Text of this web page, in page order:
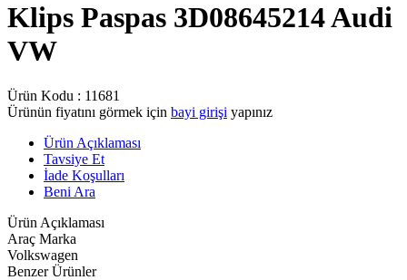
Klips Paspas 3D08645214 Audi
VW
Ürün Kodu : 11681
Ürünün fiyatını görmek için bayi girişi yapınız
Ürün Açıklaması
Tavsiye Et
İade Koşulları
Beni Ara
Ürün Açıklaması
Araç Marka
Volkswagen
Benzer Ürünler